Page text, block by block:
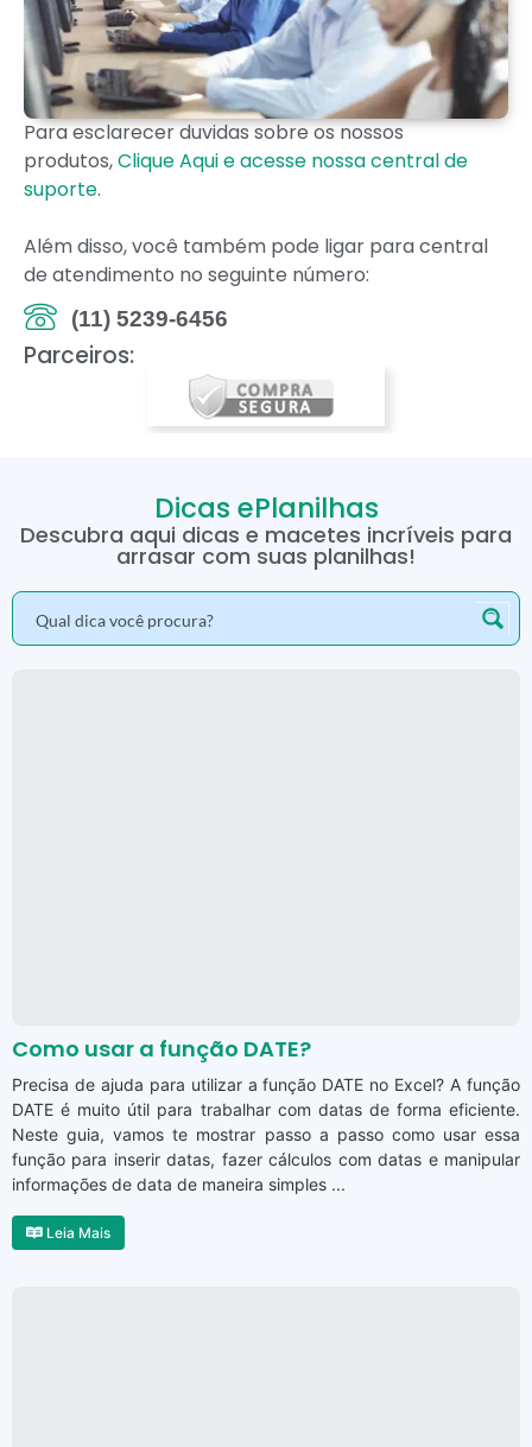
Para esclarecer duvidas sobre os nossos
produtos,Clique Aqui e acesse nossa central de
suporte.
Além disso, você também pode ligar para central
de atendimento no seguinte número:
(11) 5239-6456
Parceiros:
Dicas ePlanilhas
Descubra aqui dicas e macetes incríveis para
arrasar com suas planilhas!
Como usar a função DATE?
Precisa de ajuda para utilizar a função DATE no Excel? A função
DATE é muito útil para trabalhar com datas de forma eficiente.
Neste guia, vamos te mostrar passo a passo como usar essa
função para inserir datas, fazer cálculos com datas e manipular
informações de data de maneira simples ...
Leia Mais